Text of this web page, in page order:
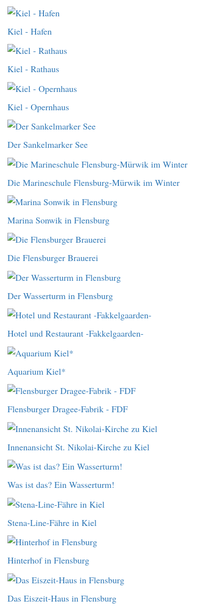
Kiel - Hafen
Kiel - Rathaus
Kiel - Opernhaus
Der Sankelmarker See
Die Marineschule Flensburg-Mürwik im Winter
Marina Sonwik in Flensburg
Die Flensburger Brauerei
Der Wasserturm in Flensburg
Hotel und Restaurant -Fakkelgaarden-
Aquarium Kiel*
Flensburger Dragee-Fabrik - FDF
Innenansicht St. Nikolai-Kirche zu Kiel
Was ist das? Ein Wasserturm!
Stena-Line-Fähre in Kiel
Hinterhof in Flensburg
Das Eiszeit-Haus in Flensburg